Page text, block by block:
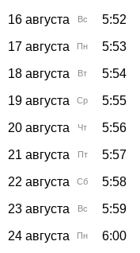
16 августа
Вс 5:52
17 августа
Пн 5:53
18 августа
Вт 5:54
19 августа
Ср 5:55
20 августа
Чт 5:56
21 августа
Пт 5:57
22 августа
Сб 5:58
23 августа
Вс 5:59
24 августа
Пн 6:00